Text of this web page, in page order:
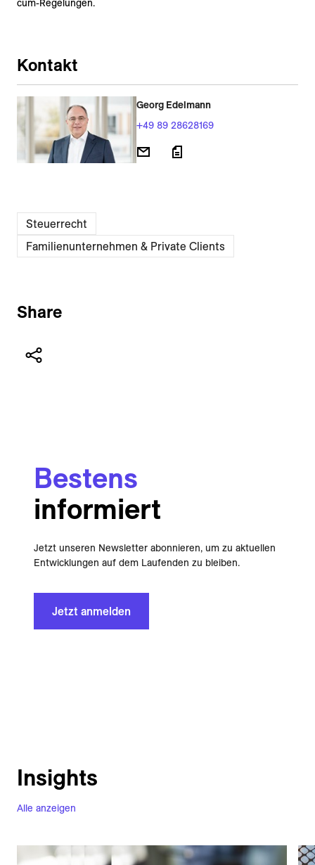
cum-Regelungen.
Kontakt
Georg Edelmann
+49 89 28628169
Steuerrecht
Familienunternehmen & Private Clients
Share
Bestens
informiert
Jetzt unseren Newsletter abonnieren, um zu aktuellen
Entwicklungen auf dem Laufenden zu bleiben.
Jetzt anmelden
Alle anzeigen
Insights